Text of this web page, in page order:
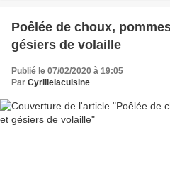
Poêlée de choux,
gésiers de volaille
Publié le 07/02/2020 à 19:05
Par Cyrillelacuisine